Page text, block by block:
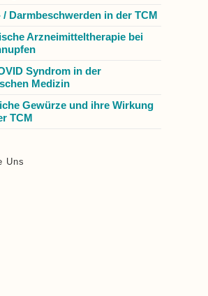
/ Darmbeschwerden in der TCM
Arzneimitteltherapie bei
Syndrom in der
Medizin
Gewürze und ihre Wirkung
TCM
Uns